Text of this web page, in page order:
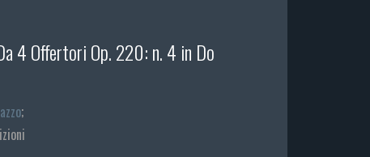
4 Offertori Op. 220: n. 4 in Do
;